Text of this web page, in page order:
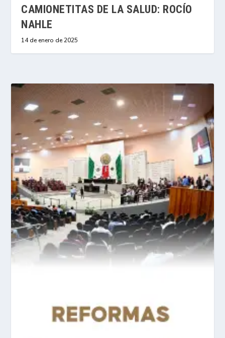
CAMIONETITAS DE LA SALUD: ROCÍO
NAHLE
14 de enero de 2025